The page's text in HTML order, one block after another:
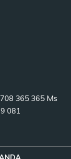
365 365 Ms
081